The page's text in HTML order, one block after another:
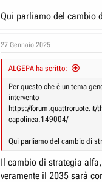
Qui parliamo del cambio
27 Gennaio 2025
ALGEPA ha scritto:
Per questo che è un tema
intervento
https://forum.quattroruote.it/
capolinea.149004/
Qui parliamo del cambio di
Il cambio di strategia
veramente il 2035 sarà